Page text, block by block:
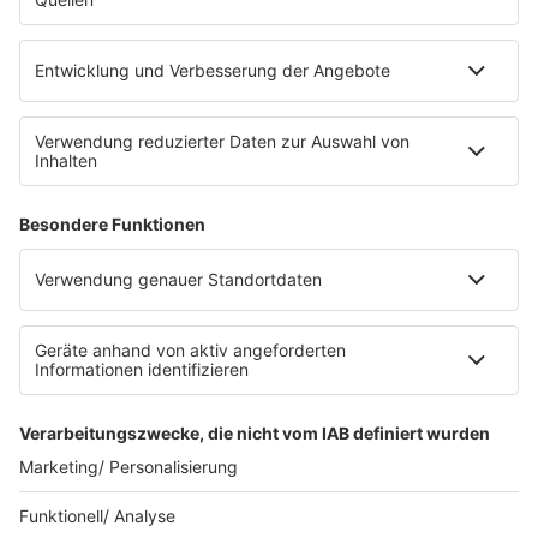
eröffnet. Direkt an der Medizinischen Klinik bietet es
E-Bikes über eine Photovoltaikanlage auf dem …
Impressum
Datenschutzerklärung
Datenschutzeinstellungen